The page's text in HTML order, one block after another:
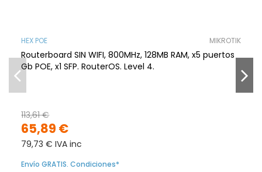
HEX POE MIKROTIK
Routerboard SIN WIFI, 800MHz, 128MB RAM, x5 puertos
Gb POE, x1 SFP. RouterOS. Level 4.
65,89 €
113,61 €
79,73 € IVA inc
Envío GRATIS. Condiciones*